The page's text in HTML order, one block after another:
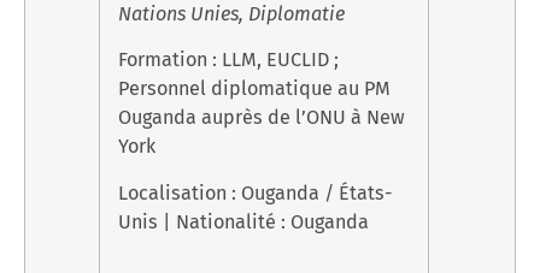
Nations Unies, Diplomatie
Formation : LLM, EUCLID ;
Personnel diplomatique au PM
Ouganda auprès de l’ONU à New
York
Localisation : Ouganda / États-
Unis | Nationalité : Ouganda